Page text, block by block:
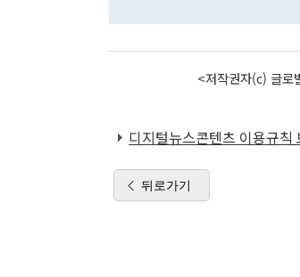
<저작권자(c) 글로
디지털뉴스콘텐츠 이용규칙
뒤로가기